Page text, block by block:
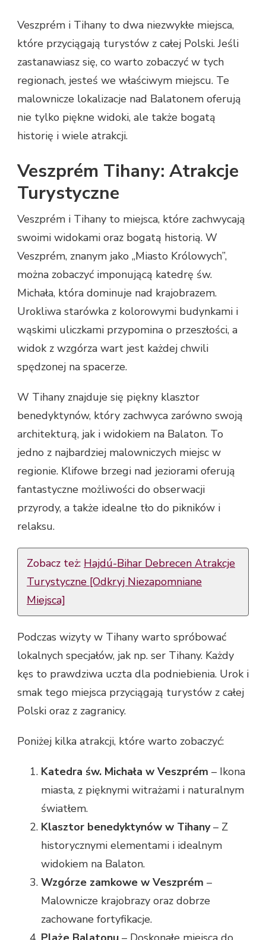
Veszprém i Tihany to dwa niezwykłe miejsca,
które przyciągają turystów z całej Polski. Jeśli
zastanawiasz się, co warto zobaczyć w tych
regionach, jesteś we właściwym miejscu. Te
malownicze lokalizacje nad Balatonem oferują
nie tylko piękne widoki, ale także bogatą
historię i wiele atrakcji.
Veszprém Tihany: Atrakcje
Turystyczne
Veszprém i Tihany to miejsca, które zachwycają
swoimi widokami oraz bogatą historią. W
Veszprém, znanym jako „Miasto Królowych”,
można zobaczyć imponującą katedrę św.
Michała, która dominuje nad krajobrazem.
Urokliwa starówka z kolorowymi budynkami i
wąskimi uliczkami przypomina o przeszłości, a
widok z wzgórza wart jest każdej chwili
spędzonej na spacerze.
W Tihany znajduje się piękny klasztor
benedyktynów, który zachwyca zarówno swoją
architekturą, jak i widokiem na Balaton. To
jedno z najbardziej malowniczych miejsc w
regionie. Klifowe brzegi nad jeziorami oferują
fantastyczne możliwości do obserwacji
przyrody, a także idealne tło do pikników i
relaksu.
Zobacz też: Hajdú-Bihar Debrecen Atrakcje
Turystyczne [Odkryj Niezapomniane
Miejsca]
Podczas wizyty w Tihany warto spróbować
lokalnych specjałów, jak np. ser Tihany. Każdy
kęs to prawdziwa uczta dla podniebienia. Urok i
smak tego miejsca przyciągają turystów z całej
Polski oraz z zagranicy.
Poniżej kilka atrakcji, które warto zobaczyć:
Katedra św. Michała w Veszprém – Ikona
miasta, z pięknymi witrażami i naturalnym
światłem.
Klasztor benedyktynów w Tihany– Z
historycznymi elementami i idealnym
widokiem na Balaton.
Wzgórze zamkowe w Veszprém –
Malownicze krajobrazy oraz dobrze
zachowane fortyfikacje.